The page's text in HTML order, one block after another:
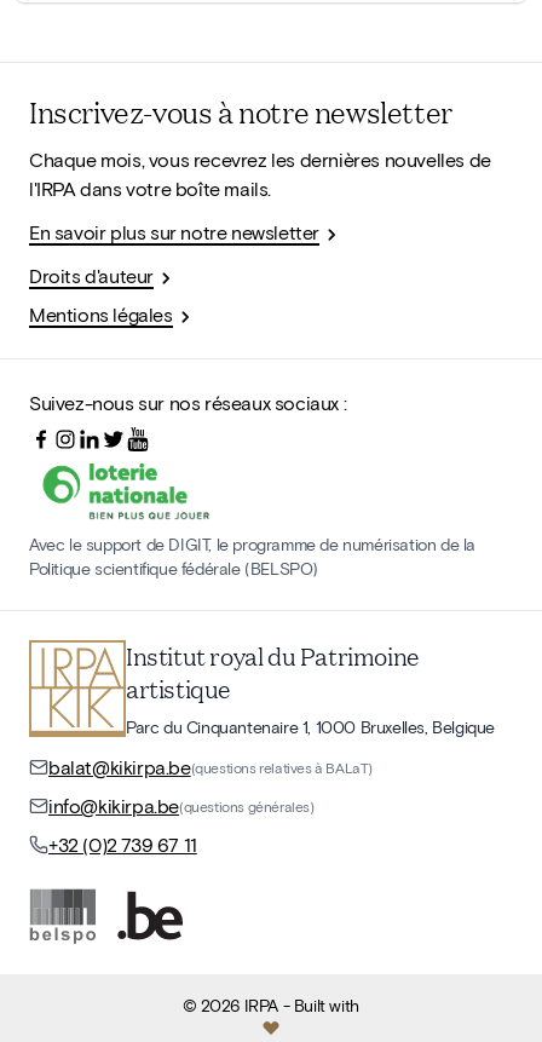
Inscrivez-vous à notre newsletter
Chaque mois, vous recevrez les dernières nouvelles de
l'IRPA dans votre boîte mails.
En savoir plus sur notre newsletter
Droits d'auteur
Mentions légales
Suivez-nous sur nos réseaux sociaux :
Avec le support de DIGIT, le programme de numérisation de la
Politique scientifique fédérale (BELSPO)
Institut royal du Patrimoine
artistique
Parc du Cinquantenaire 1, 1000 Bruxelles, Belgique
balat@kikirpa.be(questions relatives à BALaT)
info@kikirpa.be(questions générales)
+32 (0)2 739 67 11
©2026 IRPA- Built with